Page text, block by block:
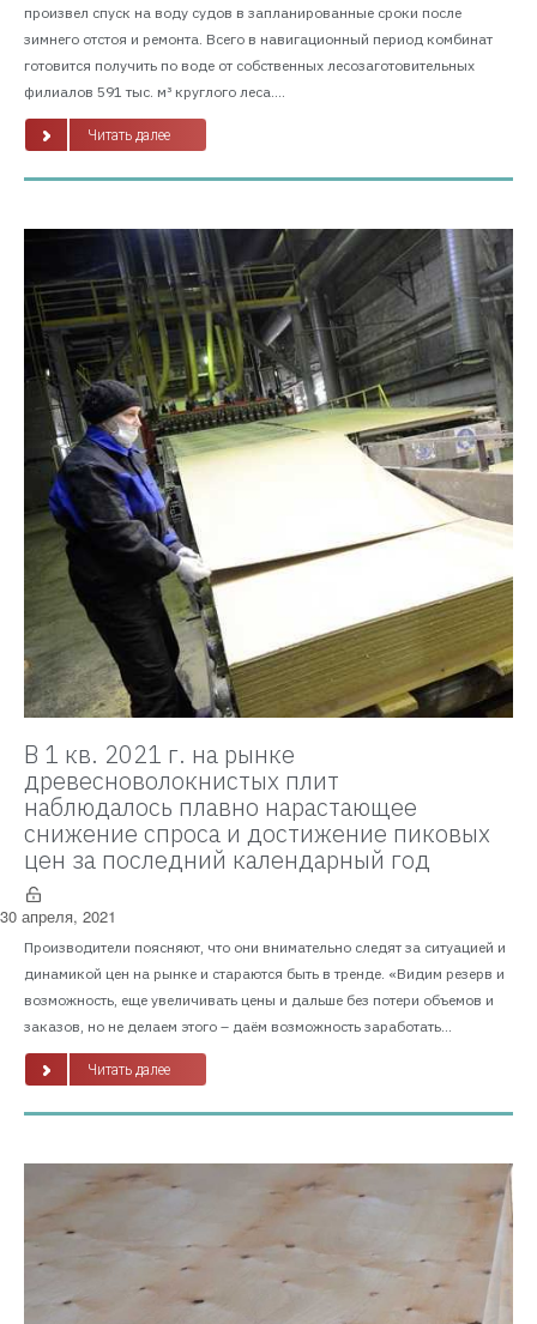
произвел спуск на воду судов в запланированные сроки после
зимнего отстоя и ремонта. Всего в навигационный период комбинат
готовится получить по воде от собственных лесозаготовительных
филиалов 591 тыс. м³ круглого леса....
Читать далее
В 1 кв. 2021 г. на рынке
древесноволокнистых плит
наблюдалось плавно нарастающее
снижение спроса и достижение пиковых
цен за последний календарный год
30 апреля, 2021
Производители поясняют, что они внимательно следят за ситуацией и
динамикой цен на рынке и стараются быть в тренде. «Видим резерв и
возможность, еще увеличивать цены и дальше без потери объемов и
заказов, но не делаем этого – даём возможность заработать...
Читать далее